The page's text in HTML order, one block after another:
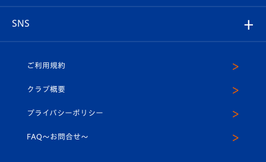
ホームタウン
平和祈念活動
プレイヤーズスイート
店舗情報
U-18
スクール
SNS
ヴィヴィくんインスタグラム
公式LINE＠
ご利用規約
クラブ概要
プライバシーポリシー
FAQ〜お問合せ〜